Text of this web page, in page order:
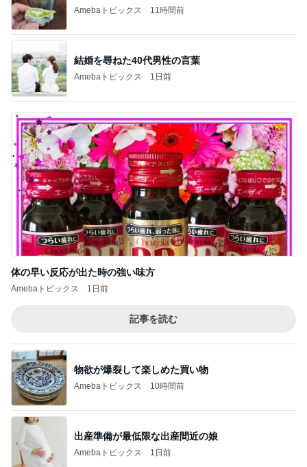
Amebaトピックス 11時間前
結婚を尋ねた40代男性の言葉
Amebaトピックス 1日前
体の早い反応が出た時の強い味方
Amebaトピックス 1日前
記事を読む
物欲が爆裂して楽しめた買い物
Amebaトピックス 10時間前
出産準備が最低限な出産間近の娘
Amebaトピックス 1日前